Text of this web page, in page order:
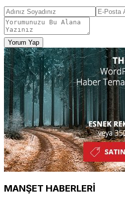
Yorum Yap
MANŞET HABERLERİ